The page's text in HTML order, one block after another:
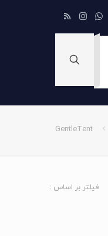
GentleTent
فیلتر بر اساس :